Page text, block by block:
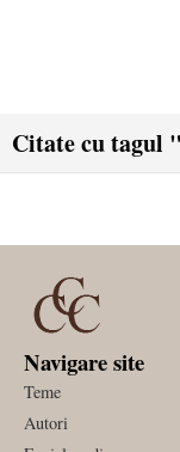
Citate cu tagul
Navigare site
Teme
Autori